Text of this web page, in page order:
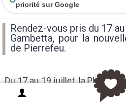
priorité sur Google
Rendez-vous pris du 17
Gambetta, pour la
de Pierrefeu.
Du 17 au 19 juillet, la Place
scène humoristique du